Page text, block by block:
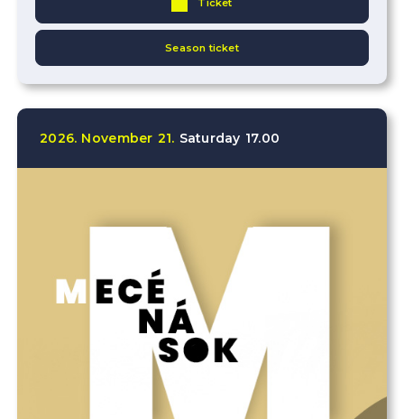
Ticket
Season ticket
2026. November 21. Saturday 17.00